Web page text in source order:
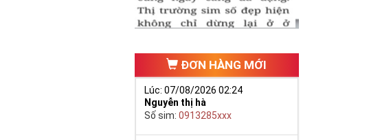
ĐƠN HÀNG MỚI
Lúc: 07/08/2026 02:24
Nguyễn thị hà
Số sim:0913285xxx